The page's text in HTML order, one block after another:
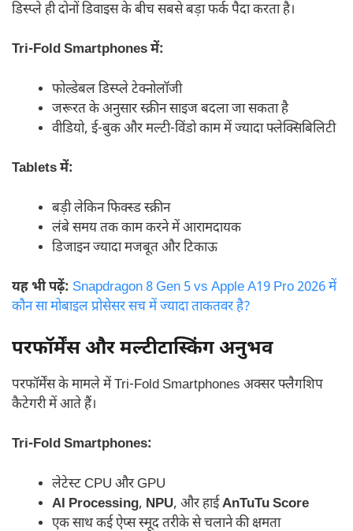
डिस्प्ले ही दोनों डिवाइस के बीच सबसे बड़ा फर्क पैदा करता है।
Tri-Fold Smartphones में:
फोल्डेबल डिस्प्ले टेक्नोलॉजी
जरूरत के अनुसार स्क्रीन साइज बदला जा सकता है
वीडियो, ई-बुक और मल्टी-विंडो काम में ज्यादा फ्लेक्सिबिलिटी
Tablets में:
बड़ी लेकिन फिक्स्ड स्क्रीन
लंबे समय तक काम करने में आरामदायक
डिजाइन ज्यादा मजबूत और टिकाऊ
यह भी पढ़ें: Snapdragon 8 Gen 5 vs Apple A19 Pro 2026 में
कौन सा मोबाइल प्रोसेसर सच में ज्यादा ताकतवर है?
परफॉर्मेंस और मल्टीटास्किंग अनुभव
परफॉर्मेंस के मामले में Tri-Fold Smartphones अक्सर फ्लैगशिप
कैटेगरी में आते हैं।
Tri-Fold Smartphones:
लेटेस्ट CPU और GPU
AI Processing, NPU, और हाईAnTuTu Score
एक साथ कई ऐप्स स्मूद तरीके से चलाने की क्षमता